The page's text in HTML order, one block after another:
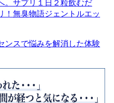
。サプリ１日２粒飲むだ
！無臭物語ジェントルエッ
ンスで悩みを解消した体験